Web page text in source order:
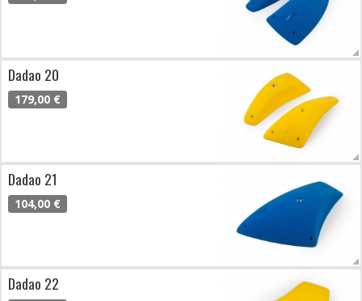
Dadao 20
179,00 €
Dadao 21
104,00 €
Dadao 22